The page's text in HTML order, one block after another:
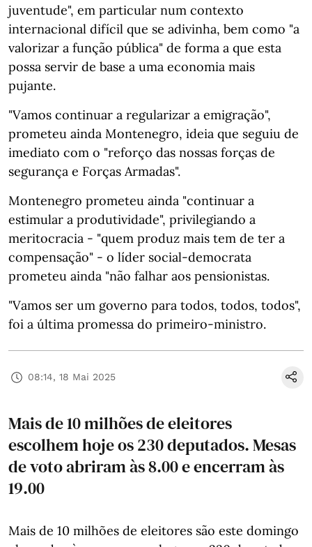
juventude", em particular num contexto
internacional difícil que se adivinha, bem como "a
valorizar a função pública" de forma a que esta
possa servir de base a uma economia mais
pujante.
"Vamos continuar a regularizar a emigração",
prometeu ainda Montenegro, ideia que seguiu de
imediato com o "reforço das nossas forças de
segurança e Forças Armadas".
Montenegro prometeu ainda "continuar a
estimular a produtividade", privilegiando a
meritocracia - "quem produz mais tem de ter a
compensação" - o líder social-democrata
prometeu ainda "não falhar aos pensionistas.
"Vamos ser um governo para todos, todos, todos",
foi a última promessa do primeiro-ministro.
08:14, 18 Mai 2025
Mais de 10 milhões de eleitores
escolhem hoje os 230 deputados. Mesas
de voto abriram às 8.00 e encerram às
19.00
Mais de 10 milhões de eleitores são este domingo